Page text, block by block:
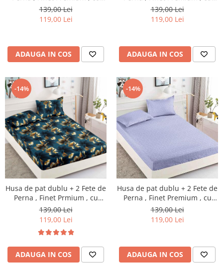
elastic , HP22
139,00 Lei
119,00 Lei
ADAUGA IN COS
elastic , HP28
139,00 Lei
119,00 Lei
ADAUGA IN COS
-14%
Husa de pat dublu + 2 Fete de
Perna , Finet Prmium , cu
elastic , HP30
139,00 Lei
119,00 Lei
ADAUGA IN COS
-14%
Husa de pat dublu + 2 Fete de
Perna , Finet Premium , cu
elastic , HP31
139,00 Lei
119,00 Lei
ADAUGA IN COS